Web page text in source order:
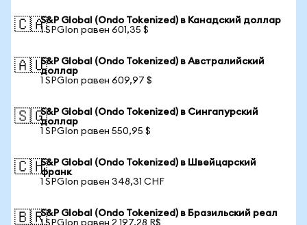
🇨🇦S&P Global (Ondo Tokenized) в Канадский доллар
1 SPGIon равен 601,35 $
🇦🇺S&P Global (Ondo Tokenized) в Австралийский
доллар
1 SPGIon равен 609,97 $
🇸🇬S&P Global (Ondo Tokenized) в Сингапурский
доллар
1 SPGIon равен 550,95 $
🇨🇭S&P Global (Ondo Tokenized) в Швейцарский
франк
1 SPGIon равен 348,31 CHF
🇧🇷S&P Global (Ondo Tokenized) в Бразильский реал
1 SPGIon равен 2 197,28 R$